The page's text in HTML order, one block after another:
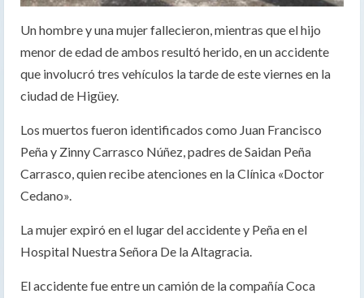
Un hombre y una mujer fallecieron, mientras que el hijo
menor de edad de ambos resultó herido, en un accidente
que involucró tres vehículos la tarde de este viernes en la
ciudad de Higüey.
Los muertos fueron identificados como Juan Francisco
Peña y Zinny Carrasco Núñez, padres de Saidan Peña
Carrasco, quien recibe atenciones en la Clínica «Doctor
Cedano».
La mujer expiró en el lugar del accidente y Peña en el
Hospital Nuestra Señora De la Altagracia.
El accidente fue entre un camión de la compañía Coca